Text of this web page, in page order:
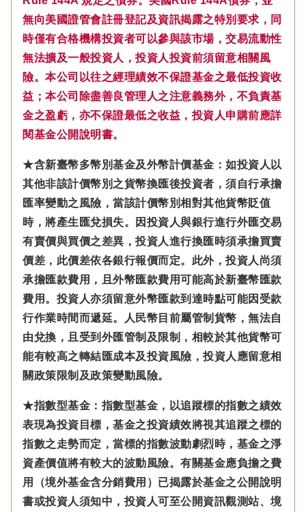
無向美國證管會註冊登記及資訊揭露之特別要求，同
時僅有合格機構投資者可以參與該市場，交易流動性
無法擴及一般投資人，投資人投資前須留意相關風
險。本公司以往之經理績效不保證基金之最低投資收
益；本公司除盡善良管理人之注意義務外，不負責基
金之盈虧，亦不保證最低之收益，投資人申購前應詳
閱基金公開說明書。
★含新臺幣多幣別基金及外幣計價基金：如投資人以
其他非該計價幣別之貨幣換匯後投資者，須自行承擔
匯率變動之風險，當該計價幣別相對其他貨幣貶值
時，將產生匯兌損失。因投資人與銀行進行外匯交易
有賣價與買價之差異，投資人進行換匯時須承擔買賣
價差，此價差依各銀行報價而定。此外，投資人尚須
承擔匯款費用，且外幣匯款費用可能高於新臺幣匯款
費用。投資人亦須留意外幣匯款到達時點可能因受款
行作業時間而遞延。人民幣目前屬管制貨幣，無法自
由兌換，且受到外匯管制及限制，相較於其他貨幣可
能有較高之轉結匯成本及投資風險，投資人應留意相
關政策限制及政策變動風險。
★指數型基金：指數型基金，以追蹤標的指數之績效
表現為投資目標，基金之投資績效將視其追蹤之標的
指數之走勢而定，當標的指數波動劇烈時，基金之淨
資產價值將有較大的波動風險。有關基金應負擔之費
用（境外基金含分銷費用）已揭露於基金之公開說明
書或投資人須知中，投資人可至公開資訊觀測站、境